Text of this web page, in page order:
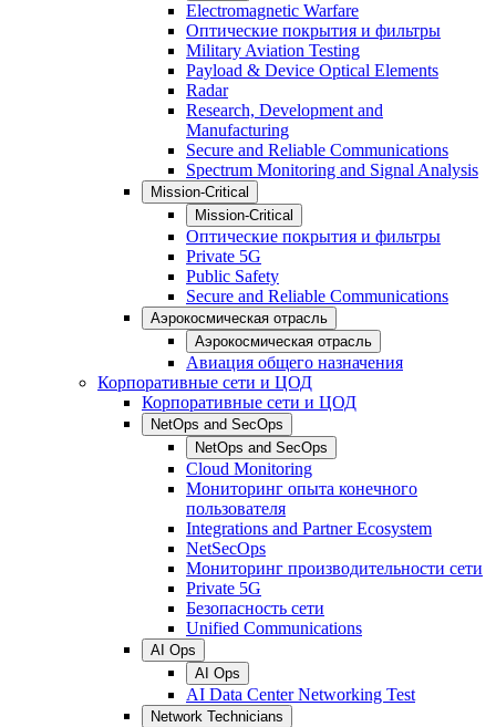
Electromagnetic Warfare
Оптические покрытия и фильтры
Military Aviation Testing
Payload & Device Optical Elements
Radar
Research, Development and
Manufacturing
Secure and Reliable Communications
Spectrum Monitoring and Signal Analysis
Mission-Critical
Mission-Critical
Оптические покрытия и фильтры
Private 5G
Public Safety
Secure and Reliable Communications
Аэрокосмическая отрасль
Аэрокосмическая отрасль
Авиация общего назначения
Корпоративные сети и ЦОД
Корпоративные сети и ЦОД
NetOps and SecOps
NetOps and SecOps
Cloud Monitoring
Мониторинг опыта конечного
пользователя
Integrations and Partner Ecosystem
NetSecOps
Мониторинг производительности сети
Private 5G
Безопасность сети
Unified Communications
AI Ops
AI Ops
AI Data Center Networking Test
Network Technicians